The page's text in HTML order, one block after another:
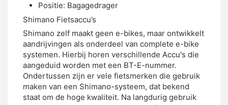
Positie: Bagagedrager
Shimano Fietsaccu’s
Shimano zelf maakt geen e-bikes, maar ontwikkelt
aandrijvingen als onderdeel van complete e-bike
systemen. Hierbij horen verschillende Accu's die
aangeduid worden met een BT-E-nummer.
Ondertussen zijn er vele fietsmerken die gebruik
maken van een Shimano-systeem, dat bekend
staat om de hoge kwaliteit. Na langdurig gebruik